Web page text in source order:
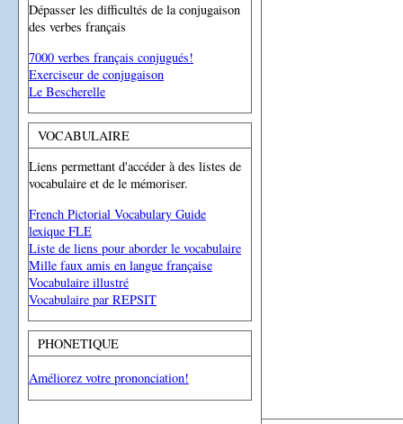
Dépasser les difficultés de la conjugaison
des verbes français
7000 verbes français conjugués!
Exerciseur de conjugaison
Le Bescherelle
VOCABULAIRE
Liens permettant d'accéder à des listes de
vocabulaire et de le mémoriser.
French Pictorial Vocabulary Guide
lexique FLE
Liste de liens pour aborder le vocabulaire
Mille faux amis en langue française
Vocabulaire illustré
Vocabulaire par REPSIT
PHONETIQUE
Améliorez votre prononciation!